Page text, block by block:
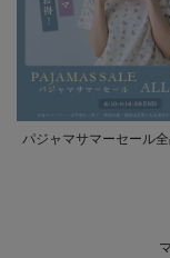
パジャマサマーセール